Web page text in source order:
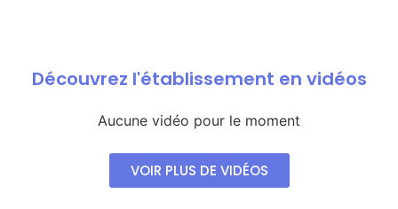
Découvrez l'établissement en vidéos
Aucune vidéo pour le moment
VOIR PLUS DE VIDÉOS